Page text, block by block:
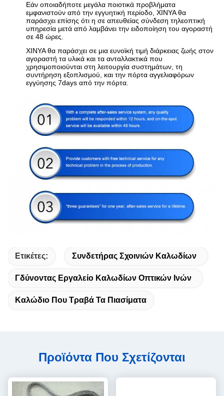
Εάν οποιαδήποτε μεγάλα ποιοτικά προβλήματα
εμφανιστούν από την εγγυητική περίοδο, XINYA θα
παράσχει επίσης ότι η σε απευθείας σύνδεση τηλεοπτική
υπηρεσία μετά από λαμβάνει την ειδοποίηση του αγοραστή
σε 48 ώρες.
XINYA θα παράσχει σε μια ευνοϊκή τιμή διάρκειας ζωής στον
αγοραστή τα υλικά και τα ανταλλακτικά που
χρησιμοποιούνται στη λειτουργία συστημάτων, τη
συντήρηση εξοπλισμού, και την πόρτα αγγελιαφόρων
εγγύησης 7days από την πόρτα.
Ετικέτες: Συνδετήρας Σχοινιών Καλωδίων
Γδύνοντας Εργαλείο Καλωδίων Οπτικών Ινών
Καλώδιο Που Τραβά Τα Πιασίματα
Προϊόντα Που Σχετίζονται